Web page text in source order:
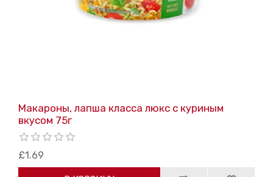
Макароны, лапша класса люкс с куриным
вкусом 75г
£1.69